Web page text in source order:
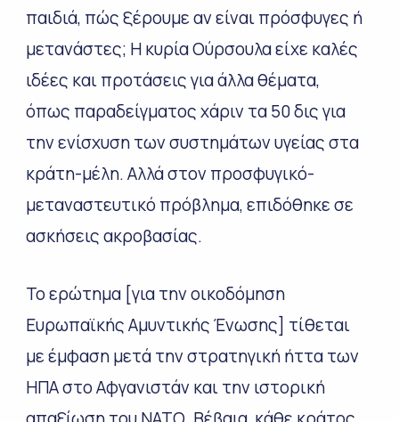
παιδιά, πώς ξέρουμε αν είναι πρόσφυγες ή
μετανάστες; Η κυρία Ούρσουλα είχε καλές
ιδέες και προτάσεις για άλλα θέματα,
όπως παραδείγματος χάριν τα 50 δις για
την ενίσχυση των συστημάτων υγείας στα
κράτη-μέλη. Αλλά στον προσφυγικό-
μεταναστευτικό πρόβλημα, επιδόθηκε σε
ασκήσεις ακροβασίας.
Το ερώτημα [για την οικοδόμηση
Ευρωπαϊκής Αμυντικής Ένωσης] τίθεται
με έμφαση μετά την στρατηγική ήττα των
ΗΠΑ στο Αφγανιστάν και την ιστορική